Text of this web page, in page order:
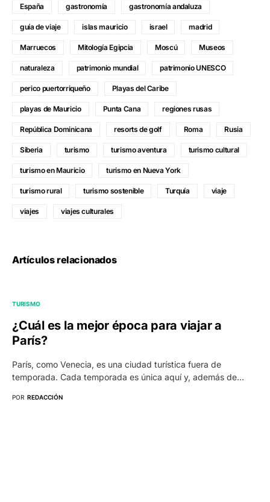
España gastronomía gastronomía andaluza
guía de viaje islas mauricio israel madrid
Marruecos Mitología Egipcia Moscú Museos
naturaleza patrimonio mundial patrimonio UNESCO
perico puertorriqueño Playas del Caribe
playas de Mauricio Punta Cana regiones rusas
República Dominicana resorts de golf Roma Rusia
Siberia turismo turismo aventura turismo cultural
turismo en Mauricio turismo en Nueva York
turismo rural turismo sostenible Turquía viaje
viajes viajes culturales
Artículos relacionados
TURISMO
¿Cuál es la mejor época para viajar a
París?
París, como Venecia, es una ciudad turística fuera de
temporada. Cada temporada es única aquí y, además de…
POR REDACCIÓN